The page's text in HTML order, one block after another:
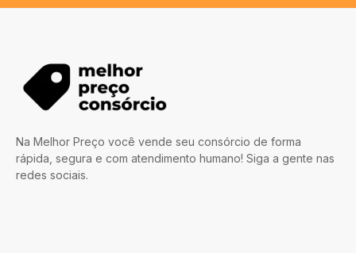
Na Melhor Preço você vende seu consórcio de forma
rápida, segura e com atendimento humano! Siga a gente nas
redes sociais.